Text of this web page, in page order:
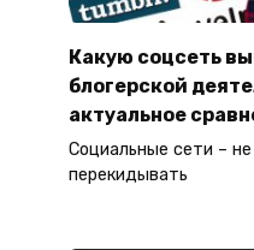
Какую соцсеть
блогерской
актуальное
Социальные сети –
перекидывать